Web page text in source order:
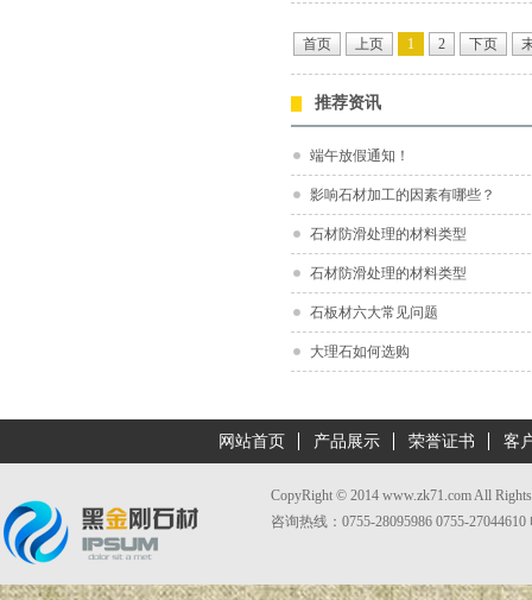
首页 上页 1 2 下页
推荐资讯
端午放假通知！
影响石材加工的因素有哪些？
石材防滑处理的材料类型
石材防滑处理的材料类型
石板材六大常见问题
大理石如何选购
网站首页 产品展示 荣誉证书 客
CopyRight © 2014 www.zk71.com All
咨询热线：0755-28095986 0755-